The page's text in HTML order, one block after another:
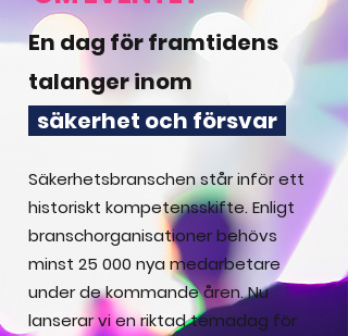
En dag för framtidens
talanger inom
säkerhet och försvar
Säkerhetsbranschen står inför ett
historiskt kompetensskifte. Enligt
branschorganisationer behövs
minst 25 000 nya medarbetare
under de kommande åren. Nu
lanserar vi en riktad temadag för